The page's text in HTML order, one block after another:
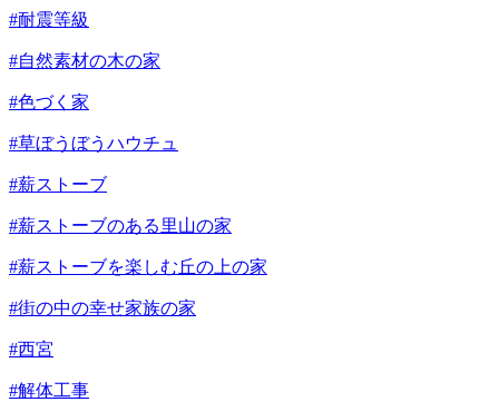
#耐震等級
#自然素材の木の家
#色づく家
#草ぼうぼうハウチュ
#薪ストーブ
#薪ストーブのある里山の家
#薪ストーブを楽しむ丘の上の家
#街の中の幸せ家族の家
#西宮
#解体工事